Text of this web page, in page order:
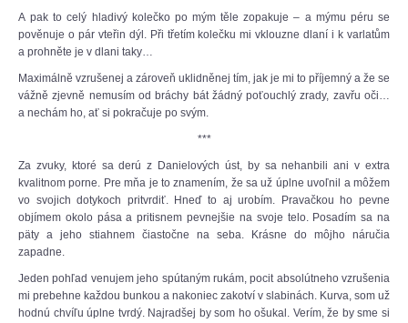
A pak to celý hladivý kolečko po mým těle zopakuje – a mýmu péru se
pověnuje o pár vteřin dýl. Při třetím kolečku mi vklouzne dlaní i k varlatům
a prohněte je v dlani taky…
Maximálně vzrušenej a zároveň uklidněnej tím, jak je mi to příjemný a že se
vážně zjevně nemusím od bráchy bát žádný poťouchlý zrady, zavřu oči…
a nechám ho, ať si pokračuje po svým.
***
Za zvuky, ktoré sa derú z Danielových úst, by sa nehanbili ani v extra
kvalitnom porne. Pre mňa je to znamením, že sa už úplne uvoľnil a môžem
vo svojich dotykoch pritvrdiť. Hneď to aj urobím. Pravačkou ho pevne
objímem okolo pása a pritisnem pevnejšie na svoje telo. Posadím sa na
päty a jeho stiahnem čiastočne na seba. Krásne do môjho náručia
zapadne.
Jeden pohľad venujem jeho spútaným rukám, pocit absolútneho vzrušenia
mi prebehne každou bunkou a nakoniec zakotví v slabinách. Kurva, som už
hodnú chvíľu úplne tvrdý. Najradšej by som ho ošukal. Verím, že by sme si